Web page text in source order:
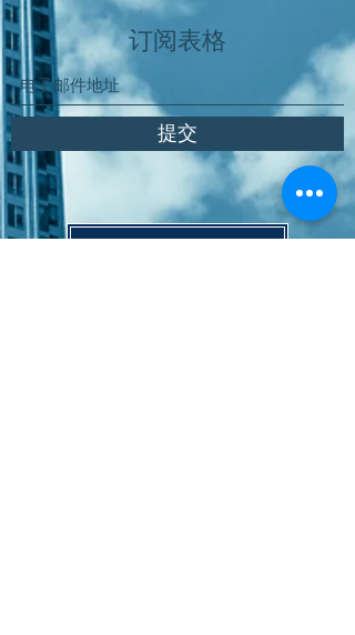
订阅表格
提交
Παραγγελία Online